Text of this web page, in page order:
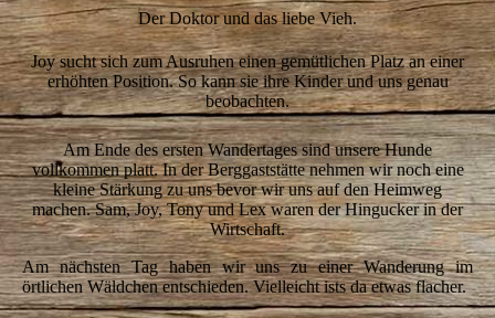
Der Doktor und das liebe Vieh.
Joy sucht sich zum Ausruhen einen gemütlichen Platz an einer
erhöhten Position. So kann sie ihre Kinder und uns genau
beobachten.
Am Ende des ersten Wandertages sind unsere Hunde
vollkommen platt. In der Berggaststätte nehmen wir noch eine
kleine Stärkung zu uns bevor wir uns auf den Heimweg
machen. Sam, Joy, Tony und Lex waren der Hingucker in der
Wirtschaft.
Am nächsten Tag haben wir uns zu einer Wanderung im
örtlichen Wäldchen entschieden. Vielleicht ists da etwas flacher.